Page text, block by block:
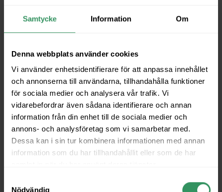
Samtycke Information Om
Denna webbplats använder cookies
Vi använder enhetsidentifierare för att anpassa innehållet
och annonserna till användarna, tillhandahålla funktioner
för sociala medier och analysera vår trafik. Vi
vidarebefordrar även sådana identifierare och annan
information från din enhet till de sociala medier och
annons- och analysföretag som vi samarbetar med.
Dessa kan i sin tur kombinera informationen med annan
information som du har tillhandahållit eller som de har
Nödvändig